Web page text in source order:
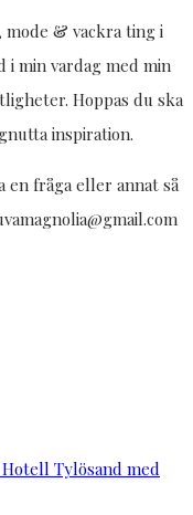
& vackra ting i
i min vardag med min
Hoppas du ska
inspiration.
en fråga eller annat så
Tylösand med